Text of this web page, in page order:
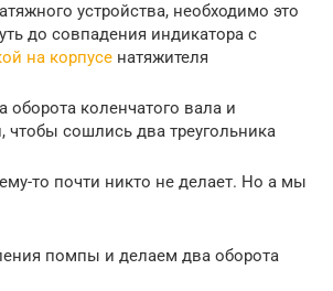
устройства, необходимо это
до совпадения индикатора с
на корпусе натяжителя
оборота коленчатого вала и
чтобы сошлись два треугольника
то почти никто не делает. Но а мы
помпы и делаем два оборота